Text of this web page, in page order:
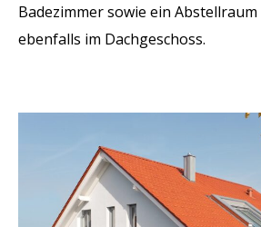
Badezimmer sowie ein
ebenfalls im Dachgeschoss.